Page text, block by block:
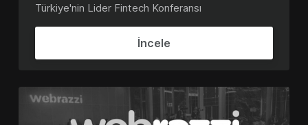
Türkiye'nin Lider Fintech Konferansı
İncele